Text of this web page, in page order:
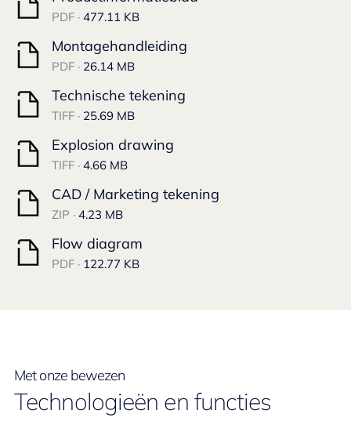
PDF · 477.11 KB
Montagehandleiding
PDF · 26.14 MB
Technische tekening
TIFF · 25.69 MB
Explosion drawing
TIFF · 4.66 MB
CAD / Marketing tekening
ZIP · 4.23 MB
Flow diagram
PDF · 122.77 KB
Met onze bewezen
Technologieën en functies